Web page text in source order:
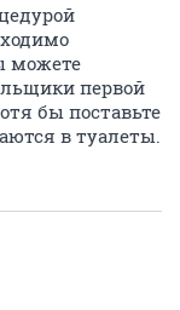
можете
первой
бы поставьте
в туалеты.